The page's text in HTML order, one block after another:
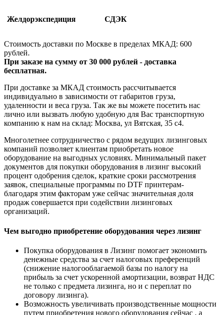
Желдорэкспедиция СДЭК
Стоимость доставки по Москве в пределах МКАД: 600
рублей.
При заказе на сумму от 30 000 рублей - доставка
бесплатная.
При доставке за МКАД стоимость рассчитывается
индивидуально в зависимости от габаритов груза,
удаленности и веса груза. Так же вы можете посетить нас
лично или вызвать любую удобную для Вас транспортную
компанию к нам на склад: Москва, ул Вятская, 35 c4.
Многолетнее сотрудничество с рядом ведущих лизинговых
компаний позволяет клиентам приобретать новое
оборудование на выгодных условиях. Минимальный пакет
документов для покупки оборудования в лизинг высокий
процент одобрения сделок, краткие сроки рассмотрения
заявок, специальные программы по DTF принтерам-
благодаря этим факторам уже сейчас значительная доля
продаж совершается при содействии лизинговых
организаций.
Чем выгодно приобретение оборудования через лизинг
Покупка оборудования в Лизинг помогает экономить
денежные средства за счет налоговых преференций
(снижение налогооблагаемой базы по налогу на
прибыль за счет ускоренной амортизации, возврат НДС
не только с предмета лизинга, но и с переплат по
договору лизинга).
Возможность увеличивать производственные мощности
путем приобретения нового оборудования сейчас , а